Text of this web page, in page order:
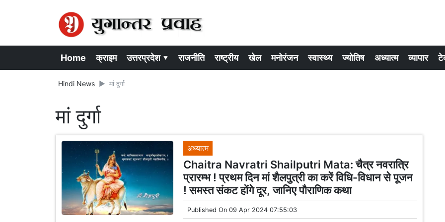
Home क्राइम उत्तरप्रदेश ▾ राजनीति राष्ट्रीय खेल मनोरंजन स्वास्थ्य ज्योतिष अध्यात्म व्यापार
Hindi News मां दुर्गा
मां दुर्गा
अध्यात्म
Chaitra Navratri Shailputri Mata: चैत्र नवरात्रि
प्रारम्भ ! प्रथम दिन मां शैलपुत्री का करें विधि-विधान से पूजन
! समस्त संकट होंगे दूर, जानिए पौराणिक कथा
Published On 09 Apr 2024 07:55:03